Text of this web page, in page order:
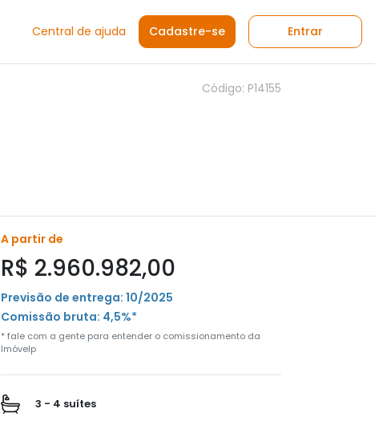
Central de ajuda Cadastre-se Entrar
Código: P14155
A partir de
R$ 2.960.982,00
Previsão de entrega: 10/2025
Comissão bruta: 4,5%*
* fale com a gente para entender o comissionamento da
Imóvelp
3 - 4 suítes